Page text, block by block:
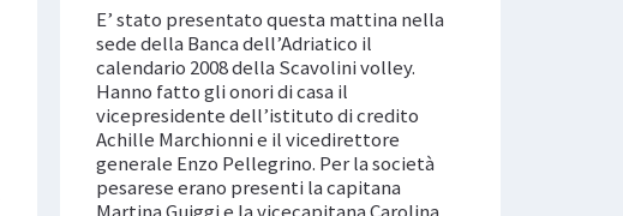
E’ stato presentato questa mattina nella
sede della Banca dell’Adriatico il
calendario 2008 della Scavolini volley.
Hanno fatto gli onori di casa il
vicepresidente dell’istituto di credito
Achille Marchionni e il vicedirettore
generale Enzo Pellegrino. Per la società
pesarese erano presenti la capitana